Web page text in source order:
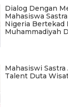
Dialog Dengan
Mahasiswa
Nigeria Bertekad
Muhammadiyah
Mahasiswi
Talent Duta